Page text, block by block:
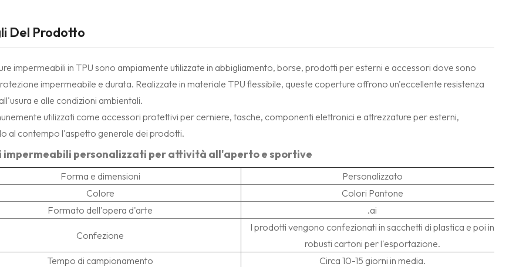
Del Prodotto
impermeabili in TPU sono ampiamente utilizzate in abbigliamento, borse, prodotti per esterni e accessori dove sono
impermeabile e durata. Realizzate in materiale TPU flessibile, queste coperture offrono un'eccellente resistenza
e alle condizioni ambientali.
utilizzati come accessori protettivi per cerniere, tasche, componenti elettronici e attrezzature per esterni,
al contempo l'aspetto generale dei prodotti.
impermeabili personalizzati per attività all'aperto e sportive
Forma e dimensioni
Personalizzato
Colore
Colori Pantone
Formato dell'opera d'arte
.ai
Confezione
I prodotti vengono confezionati in sacchetti di plastica e poi in
robusti cartoni per l'esportazione.
Tempo di campionamento
Circa 10-15 giorni in media.